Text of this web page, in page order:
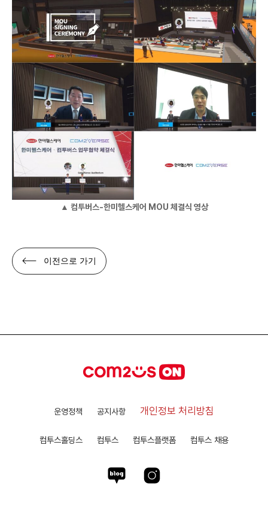
▲ 컴투버스-한미헬스케어 MOU 체결식 영상
이전으로 가기
운영정책 공지사항 개인정보 처리방침
컴투스홀딩스 컴투스 컴투스플랫폼 컴투스 채용